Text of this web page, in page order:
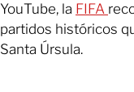
YouTube, la FIFA
partidos históricos
Santa Úrsula.